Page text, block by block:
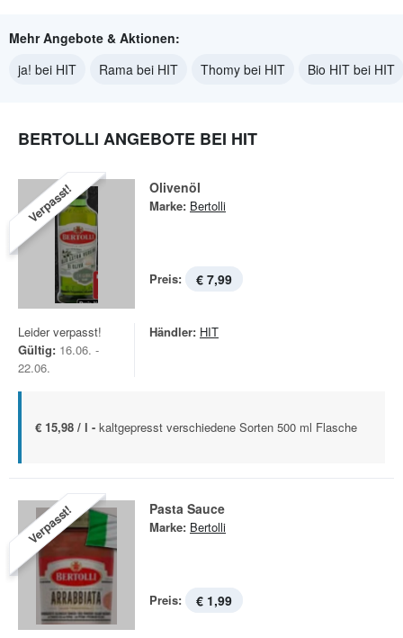
Mehr Angebote & Aktionen:
ja! bei HIT
Rama bei HIT Thomy bei HIT Bio HIT bei HIT
BERTOLLI ANGEBOTE BEI HIT
Verpasst! Olivenöl
Marke: Bertolli
Preis: € 7,99
Leider verpasst!
Gültig: 16.06. -
22.06.
Händler: HIT
€ 15,98 / l - kaltgepresst verschiedene Sorten 500 ml Flasche
Verpasst! Pasta Sauce
Marke: Bertolli
Preis: € 1,99